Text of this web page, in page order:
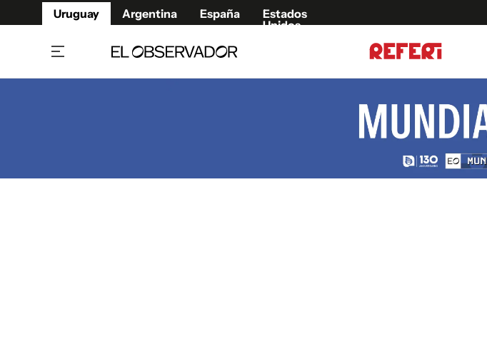
Uruguay Argentina España
Estados
Unidos